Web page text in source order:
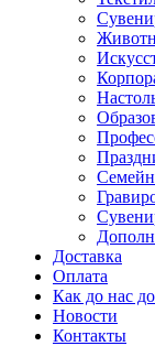
Доставка
Оплата
Как до нас
Новости
Контакты